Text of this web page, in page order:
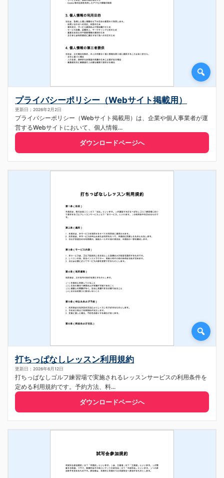
プライバシーポリシー（Webサイト掲載用）
更新日：2026年2月2日
プライバシーポリシー（Webサイト掲載用）は、企業や個人事業者が運
営するWebサイトにおいて、個人情報...
ダウンロードページへ
打ちっぱなしレッスン利用規約
更新日：2026年6月12日
打ちっぱなしゴルフ練習場で実施されるレッスンサービスの利用条件を
定める利用規約です。予約方法、料...
ダウンロードページへ